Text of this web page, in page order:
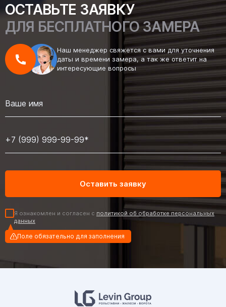
ОСТАВЬТЕ ЗАЯВКУ
ДЛЯ БЕСПЛАТНОГО ЗАМЕРА
Наш менеджер свяжется с вами для уточнения
даты и времени замера, а так же ответит на
интересующие вопросы
Я ознакомлен и согласен с политикой об обработке персональных
данных
Поле обязательно для заполнения